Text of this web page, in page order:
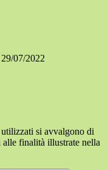
07/2022
si avvalgono di
finalità illustrate nella